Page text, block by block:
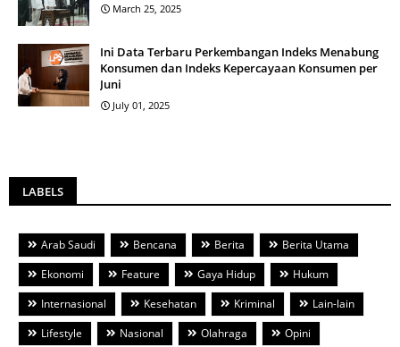
March 25, 2025
Ini Data Terbaru Perkembangan Indeks Menabung
Konsumen dan Indeks Kepercayaan Konsumen per
Juni
July 01, 2025
LABELS
Arab Saudi Bencana Berita
Berita Utama
Ekonomi
Feature Gaya Hidup
Hukum
Internasional
Kesehatan Kriminal
Lain-lain
Lifestyle
Nasional Olahraga
Opini